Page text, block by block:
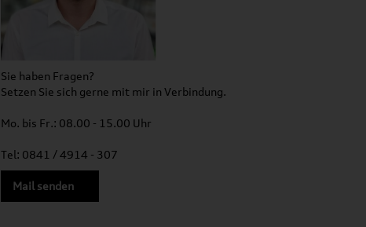
Sie haben Fragen?
Setzen Sie sich gerne mit mir in Verbindung.
Mo. bis Fr.: 08.00 - 15.00 Uhr
Tel: 0841 / 4914 - 307
Mail senden